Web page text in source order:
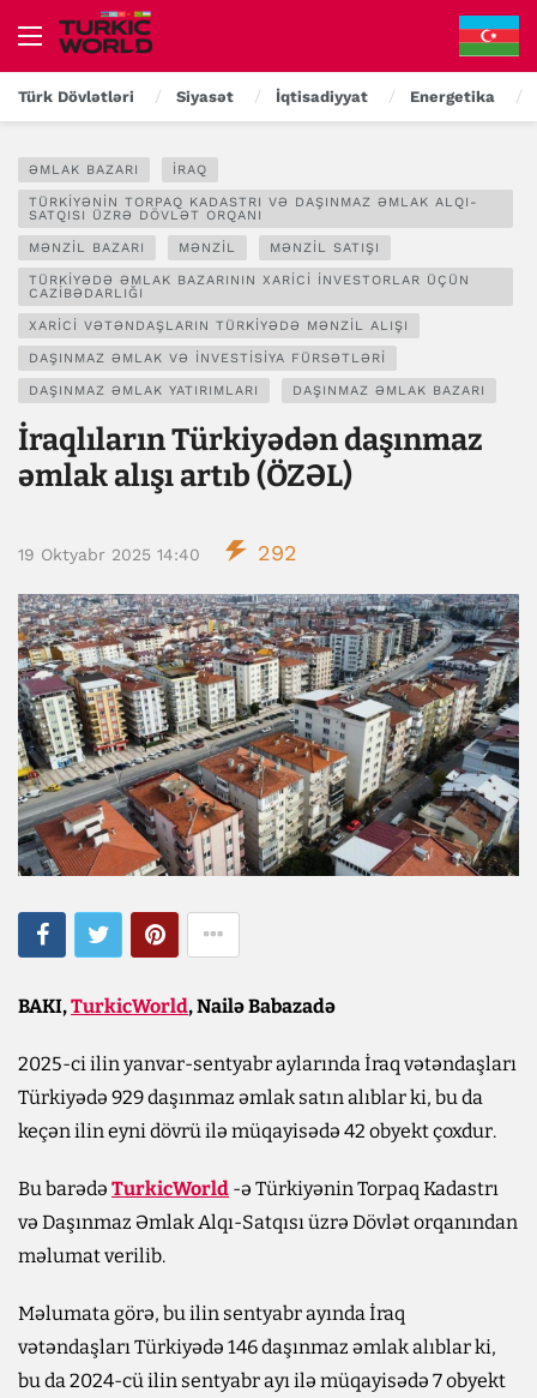
Türk Dövlətləri Siyasət İqtisadiyyat Energetika
ƏMLAK BAZARI İRAQ
TÜRKIYƏNIN TORPAQ KADASTRI VƏ DAŞINMAZ ƏMLAK ALQI-
SATQISI ÜZRƏ DÖVLƏT ORQANI
MƏNZIL BAZARI MƏNZIL MƏNZIL SATIŞI
TÜRKIYƏDƏ ƏMLAK BAZARININ XARICI INVESTORLAR ÜÇÜN
CAZIBƏDARLIĞI
XARICI VƏTƏNDAŞLARIN TÜRKIYƏDƏ MƏNZIL ALIŞI
DAŞINMAZ ƏMLAK VƏ INVESTISIYA FÜRSƏTLƏRI
DAŞINMAZ ƏMLAK YATIRIMLARI DAŞINMAZ ƏMLAK BAZARI
İraqlıların Türkiyədən daşınmaz
əmlak alışı artıb (ÖZƏL)
19 Oktyabr 2025 14:40 292
BAKI,TurkicWorld, Nailə Babazadə
2025-ci ilin yanvar-sentyabr aylarında İraq vətəndaşları
Türkiyədə 929 daşınmaz əmlak satın alıblar ki, bu da
keçən ilin eyni dövrü ilə müqayisədə 42 obyekt çoxdur.
Bu barədə TurkicWorld -ə Türkiyənin Torpaq Kadastrı
və Daşınmaz Əmlak Alqı-Satqısı üzrə Dövlət orqanından
məlumat verilib.
Məlumata görə, bu ilin sentyabr ayında İraq
vətəndaşları Türkiyədə 146 daşınmaz əmlak alıblar ki,
bu da 2024-cü ilin sentyabr ayı ilə müqayisədə 7 obyekt